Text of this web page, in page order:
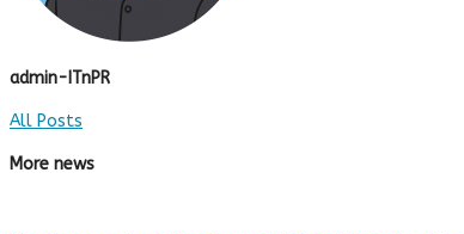
admin-ITnPR
All Posts
More news